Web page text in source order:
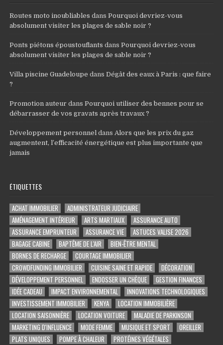
Routes moto inoubliables dansPourquoi devriez-vous
absolument visiter les plages de sable noir ?
Ponts piétons époustouflants dansPourquoi devriez-vous
absolument visiter les plages de sable noir ?
Villa piscine Guadeloupe dansDégât des eaux à Paris : que faire
?
Promotion auteur dansPourquoi utiliser des bennes pour se
débarrasser de vos gravats après travaux ?
Développement personnel dansAlors que les prix du gaz
augmentent, l’efficacité énergétique est plus importante que
jamais
ÉTIQUETTES
ACHAT IMMOBILIER
ADMINISTRATEUR JUDICIAIRE
AMÉNAGEMENT INTÉRIEUR
ARTS MARTIAUX
ASSURANCE AUTO
ASSURANCE EMPRUNTEUR
ASSURANCE VIE
ASTUCES VALISE 2026
BAGAGE CABINE
BAPTÊME DE L'AIR
BIEN-ÊTRE MENTAL
BORNES DE RECHARGE
COURTAGE IMMOBILIER
CROWDFUNDING IMMOBILIER
CUISINE SAINE ET RAPIDE
DÉCORATION
DÉVELOPPEMENT PERSONNEL
ENDOSSER UN CHÈQUE
GESTION FINANCES
IDÉE CADEAU
IMPACT ENVIRONNEMENTAL
INNOVATIONS TECHNOLOGIQUES
INVESTISSEMENT IMMOBILIER
KENYA
LOCATION IMMOBILIÈRE
LOCATION SAISONNIÈRE
LOCATION VOITURE
MALADIE DE PARKINSON
MARKETING D'INFLUENCE
MODE FEMME MUSIQUE ET SPORT
OREILLER
PLATS UNIQUES
POMPE À CHALEUR
PROTÉINES VÉGÉTALES